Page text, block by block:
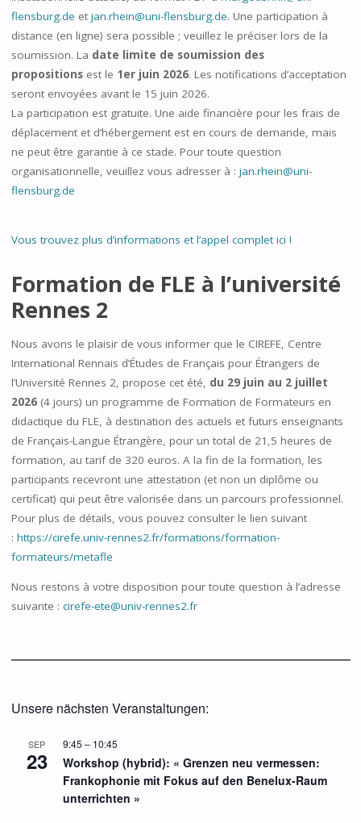
flensburg.de et jan.rhein@uni-flensburg.de. Une participation à
distance (en ligne) sera possible ; veuillez le préciser lors de la
soumission. La date limite de soumission des
propositionsest le 1er juin 2026. Les notifications d’acceptation
seront envoyées avant le 15 juin 2026.
La participation est gratuite. Une aide financière pour les frais de
déplacement et d’hébergement est en cours de demande, mais
ne peut être garantie à ce stade. Pour toute question
organisationnelle, veuillez vous adresser à : jan.rhein@uni-
flensburg.de
Vous trouvez plus d’informations et l’appel complet ici !
Formation de FLE à l’université
Rennes 2
Nous avons le plaisir de vous informer que le CIREFE, Centre
International Rennais d’Études de Français pour Étrangers de
l’Université Rennes 2, propose cet été, du 29 juin au 2 juillet
2026(4 jours) un programme de Formation de Formateurs en
didactique du FLE, à destination des actuels et futurs enseignants
de Français-Langue Étrangère, pour un total de 21,5 heures de
formation, au tarif de 320 euros. A la fin de la formation, les
participants recevront une attestation (et non un diplôme ou
certificat) qui peut être valorisée dans un parcours professionnel.
Pour plus de détails, vous pouvez consulter le lien suivant
: https://cirefe.univ-rennes2.fr/formations/formation-
formateurs/metafle
Nous restons à votre disposition pour toute question à l’adresse
suivante : cirefe-ete@univ-rennes2.fr
Unsere nächsten Veranstaltungen:
SEP
23
9:45 – 10:45
Workshop (hybrid): « Grenzen neu vermessen:
Frankophonie mit Fokus auf den Benelux-Raum
unterrichten »